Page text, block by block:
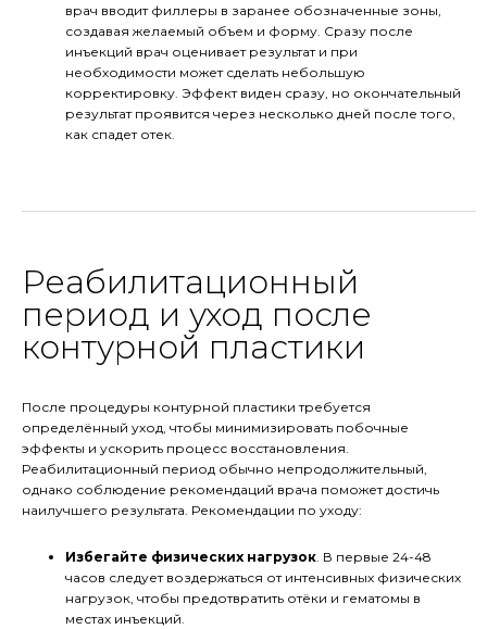
врач вводит филлеры в заранее обозначенные зоны,
создавая желаемый объем и форму. Сразу после
инъекций врач оценивает результат и при
необходимости может сделать небольшую
корректировку. Эффект виден сразу, но окончательный
результат проявится через несколько дней после того,
как спадет отек.
Реабилитационный
период и уход после
контурной пластики
После процедуры контурной пластики требуется
определённый уход, чтобы минимизировать побочные
эффекты и ускорить процесс восстановления.
Реабилитационный период обычно непродолжительный,
однако соблюдение рекомендаций врача поможет достичь
наилучшего результата. Рекомендации по уходу:
Избегайте физических нагрузок . В первые 24-48
часов следует воздержаться от интенсивных физических
нагрузок, чтобы предотвратить отёки и гематомы в
местах инъекций.